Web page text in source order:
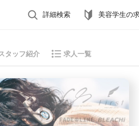
詳細検索 美容学生の
タッフ紹介 求人一覧